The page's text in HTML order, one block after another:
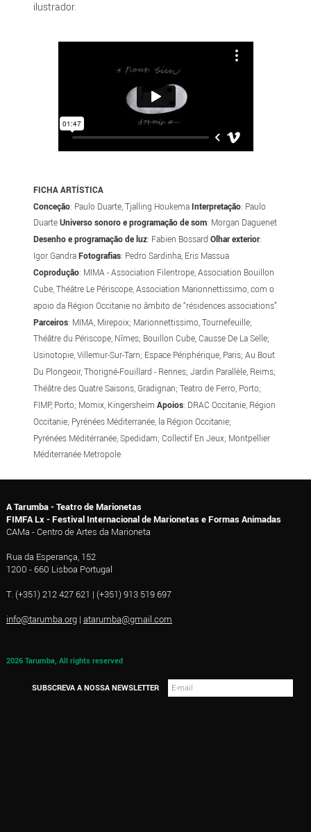
ilustrador.
FICHA ARTÍSTICA
Conceção: Paulo Duarte, Tjalling Houkema Interpretação: Paulo
DuarteUniverso sonoro e programação de som: Morgan Daguenet
Desenho e programação de luz: Fabien BossardOlhar exterior:
Igor GandraFotografias: Pedro Sardinha, Eris Massua
Coprodução: MIMA - Association Filentrope, Association Bouillon
Cube, Théâtre Le Périscope, Association Marionnettissimo, com o
apoio da Région Occitanie no âmbito de “résidences associations”
Parceiros: MIMA, Mirepoix; Marionnettissimo, Tournefeuille;
Théâtre du Périscope, Nîmes; Bouillon Cube, Causse De La Selle;
Usinotopie, Villemur-Sur-Tarn; Espace Périphérique, Paris; Au Bout
Du Plongeoir, Thorigné-Fouillard - Rennes; Jardin Parallèle, Reims;
Théâtre des Quatre Saisons, Gradignan; Teatro de Ferro, Porto;
FIMP, Porto; Momix, KingersheimApoios: DRAC Occitanie, Région
Occitanie; Pyrénées Méditerranée, la Région Occitanie;
Pyrénées Méditérranée, Spedidam; Collectif En Jeux; Montpellier
Méditerranée Metropole
A Tarumba - Teatro de Marionetas
FIMFA Lx - Festival Internacional de Marionetas e Formas Animadas
CAMa - Centro de Artes da Marioneta
Rua da Esperança, 152
1200 - 660 Lisboa Portugal
T. (+351) 212 427 621 | (+351) 913 519 697
info@tarumba.org| atarumba@gmail.com
2026 Tarumba, All rights reserved
SUBSCREVA A NOSSA NEWSLETTER